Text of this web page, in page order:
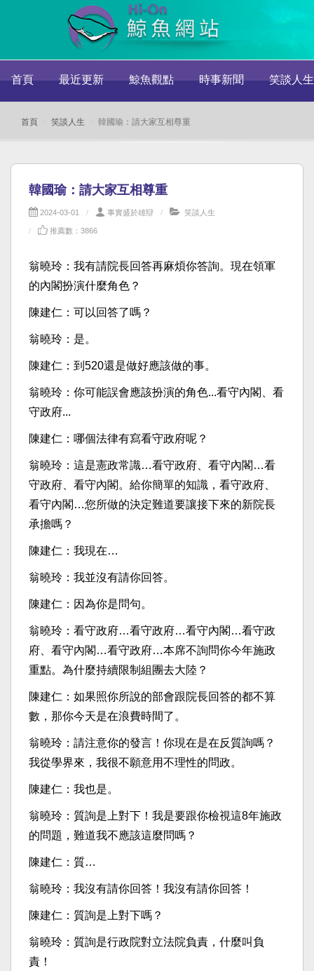
首頁 最近更新 鯨魚觀點 時事新聞 笑談人生
首頁 笑談人生 韓國瑜：請大家互相尊重
韓國瑜：請大家互相尊重
2024-03-01 事實盛於雄辯 笑談人生
推薦數：3866
翁曉玲：我有請院長回答再麻煩你答詢。現在領軍
的內閣扮演什麼角色？
陳建仁：可以回答了嗎？
翁曉玲：是。
陳建仁：到520還是做好應該做的事。
翁曉玲：你可能誤會應該扮演的角色...看守內閣、看
守政府...
陳建仁：哪個法律有寫看守政府呢？
翁曉玲：這是憲政常識…看守政府、看守內閣…看
守政府、看守內閣。給你簡單的知識，看守政府、
看守內閣…您所做的決定難道要讓接下來的新院長
承擔嗎？
陳建仁：我現在…
翁曉玲：我並沒有請你回答。
陳建仁：因為你是問句。
翁曉玲：看守政府…看守政府…看守內閣…看守政
府、看守內閣…看守政府…本席不詢問你今年施政
重點。為什麼持續限制組團去大陸？
陳建仁：如果照你所說的部會跟院長回答的都不算
數，那你今天是在浪費時間了。
翁曉玲：請注意你的發言！你現在是在反質詢嗎？
我從學界來，我很不願意用不理性的問政。
陳建仁：我也是。
翁曉玲：質詢是上對下！我是要跟你檢視這8年施政
的問題，難道我不應該這麼問嗎？
陳建仁：質…
翁曉玲：我沒有請你回答！我沒有請你回答！
陳建仁：質詢是上對下嗎？
翁曉玲：質詢是行政院對立法院負責，什麼叫負
責！